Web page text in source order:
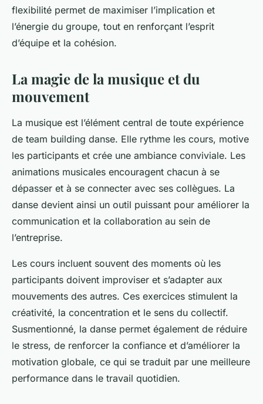
flexibilité permet de maximiser l’implication et
l’énergie du groupe, tout en renforçant l’esprit
d’équipe et la cohésion.
La magie de la musique et du
mouvement
La musique est l’élément central de toute expérience
de team building danse. Elle rythme les cours, motive
les participants et crée une ambiance conviviale. Les
animations musicales encouragent chacun à se
dépasser et à se connecter avec ses collègues. La
danse devient ainsi un outil puissant pour améliorer la
communication et la collaboration au sein de
l’entreprise.
Les cours incluent souvent des moments où les
participants doivent improviser et s’adapter aux
mouvements des autres. Ces exercices stimulent la
créativité, la concentration et le sens du collectif.
Susmentionné, la danse permet également de réduire
le stress, de renforcer la confiance et d’améliorer la
motivation globale, ce qui se traduit par une meilleure
performance dans le travail quotidien.